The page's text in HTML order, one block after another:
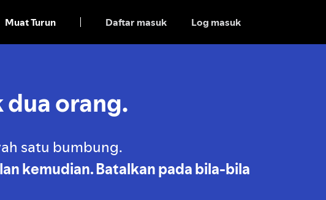
Muat Turun Daftar masuk Log masuk
orang.
satu bumbung.
kemudian. Batalkan pada bila-bila